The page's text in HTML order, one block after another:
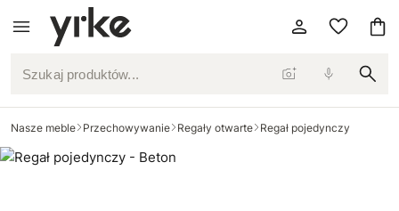
Szukaj produktów...
Nasze meble Przechowywanie Regały otwarte Regał pojedynczy